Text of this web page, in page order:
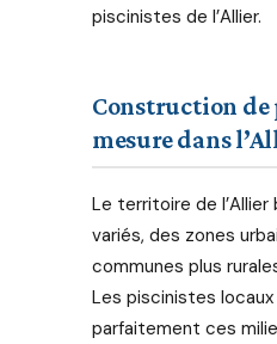
de l'eau, jeux,
Vous y
trouverez
pour
construire,
rénover et
entretenir
votre
piscinistes de l’Allier.
Construction de
mesure dans
Le territoire de
variés, des zones
communes plus
Les piscinistes
parfaitement ces